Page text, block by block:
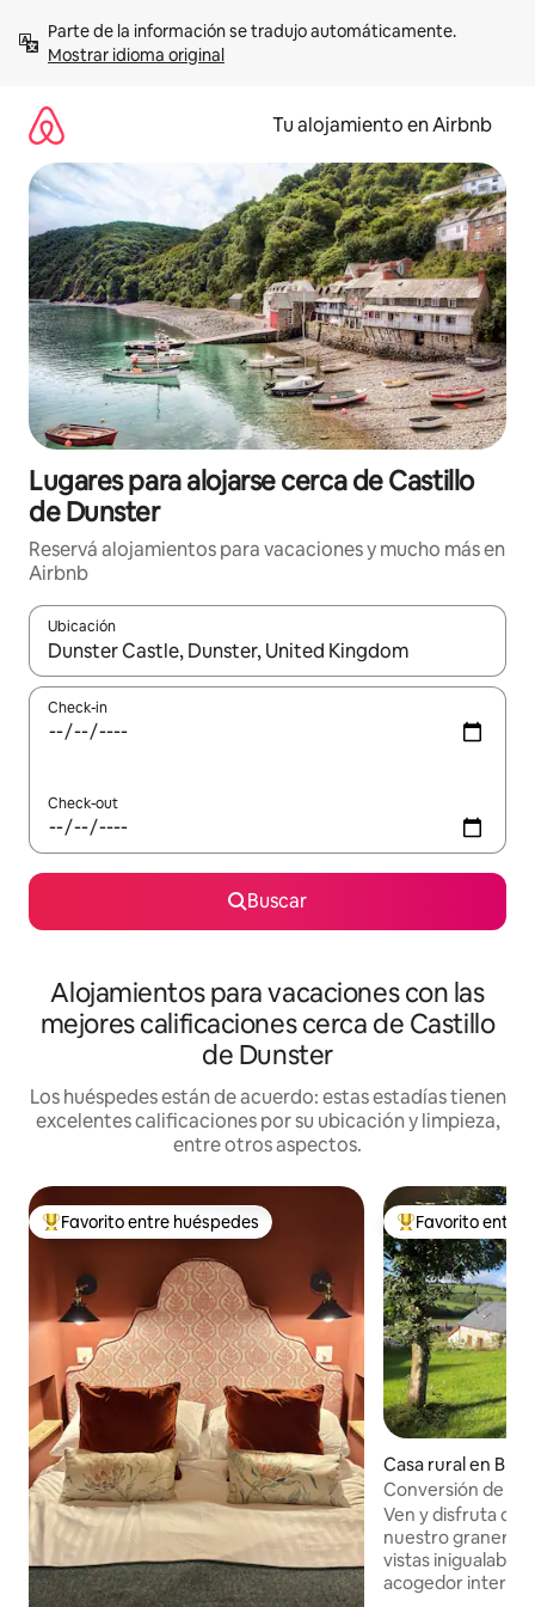
contenidoMostrar idioma original
Tu alojamiento en Airbnb
Lugares para alojarse cerca de Castillo
de Dunster
Reservá alojamientos para vacaciones y mucho más en
Airbnb
Ubicación
Cuando los resultados estén disponibles, navegá con las
Check-in
Check-out
Buscar
Alojamientos para vacaciones con las
mejores calificaciones cerca de Castillo
de Dunster
Los huéspedes están de acuerdo: estas estadías tienen
excelentes calificaciones por su ubicación y limpieza,
entre otros aspectos.
Favorito entre los huéspedes más destacados
Favorito entre huéspedes Favorito entre
Favorito entre
Casa rural en
Conversión de
acogedora con
impresionantes.
Ven y disfruta de
nuestro granero
vistas inigualables
acogedor interior